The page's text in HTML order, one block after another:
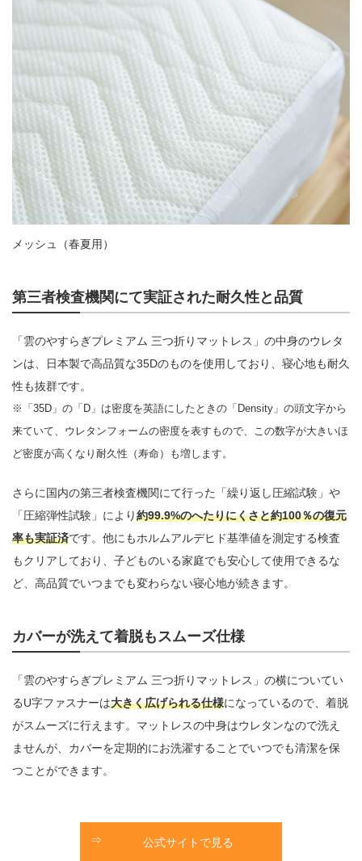
メッシュ（春夏用）
第三者検査機関にて実証された耐久性と品質
「雲のやすらぎプレミアム 三つ折りマットレス」の中身のウレタ
ンは、日本製で高品質な35Dのものを使用しており、寝心地も耐久
性も抜群です。
※「35D」の「D」は密度を英語にしたときの「Density」の頭文字から
来ていて、ウレタンフォームの密度を表すもので、この数字が大きいほ
ど密度が高くなり耐久性（寿命）も増します。
さらに国内の第三者検査機関にて行った「繰り返し圧縮試験」や
「圧縮弾性試験」により約99.9%のへたりにくさと約100％の復元
率も実証済です。他にもホルムアルデヒド基準値を測定する検査
もクリアしており、子どものいる家庭でも安心して使用できるな
ど、高品質でいつまでも変わらない寝心地が続きます。
カバーが洗えて着脱もスムーズ仕様
「雲のやすらぎプレミアム 三つ折りマットレス」の横についてい
るU字ファスナーは大きく広げられる仕様になっているので、着脱
がスムーズに行えます。マットレスの中身はウレタンなので洗え
ませんが、カバーを定期的にお洗濯することでいつでも清潔を保
つことができます。
公式サイトで見る